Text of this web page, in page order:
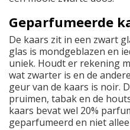
Geparfumeerde
De kaars zit in een zwart
glas is mondgeblazen en
uniek. Houdt er rekening
wat zwarter is en de
geur van de kaars is noir.
pruimen, tabak en de
kaars bevat wel 20%
geparfumeerd en niet